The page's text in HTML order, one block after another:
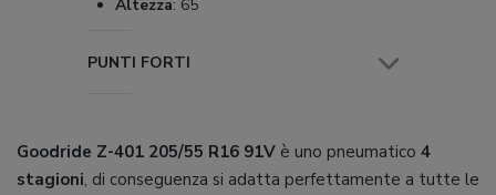
Altezza: 65
PUNTI FORTI
Goodride Z-401 205/55 R16 91V è uno pneumatico 4
stagioni, di conseguenza si adatta perfettamente a tutte le